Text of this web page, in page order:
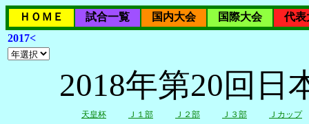
ＨＯＭＥ 試合一覧 国内大会 国際大会
代表
2017<
2018年第20回日
天皇杯 Ｊ１部 Ｊ２部 Ｊ３部 Ｊカップ